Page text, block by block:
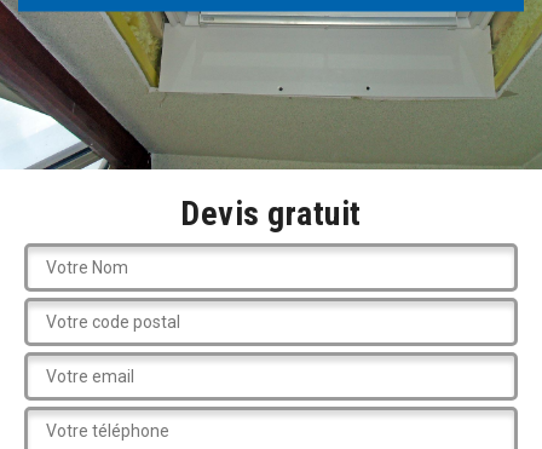
Devis gratuit